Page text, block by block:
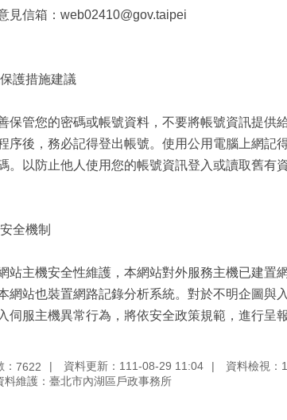
見信箱：web02410@gov.taipei
保護措施建議
保管您的密碼或帳號資料，不要將帳號資訊提供
序後，務必記得登出帳號。使用公用電腦上網記
。以防止他人使用您的帳號資訊登入或讀取舊有
全機制
站主機安全性維護，本網站對外服務主機已建置
網站也裝置網路記錄分析系統。對於不明企圖與
伺服主機異常行為，將依安全政策規範，進行呈
7622 資料更新：111-08-29 11:04
資料檢視：
料維護：臺北市內湖區戶政事務所